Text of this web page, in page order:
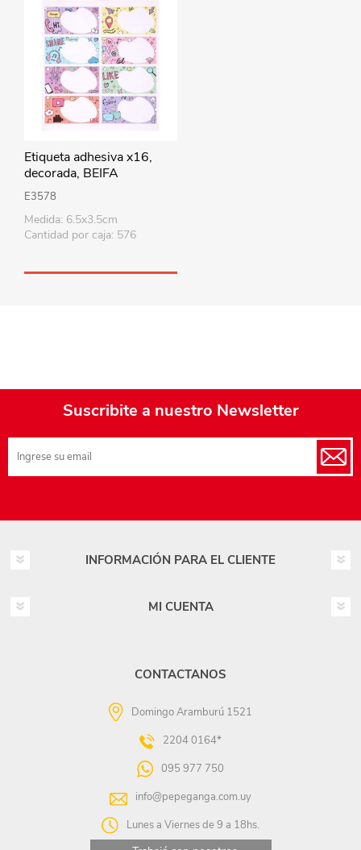
Etiqueta adhesiva x16,
decorada, BEIFA
E3578
Medida: 6.5x3.5cm
Cantidad por caja: 576
Suscribite a nuestro Newsletter
INFORMACIÓN PARA EL CLIENTE
MI CUENTA
CONTACTANOS
Domingo Aramburú 1521
2204 0164*
095 977 750
info@pepeganga.com.uy
Lunes a Viernes de 9 a 18hs.